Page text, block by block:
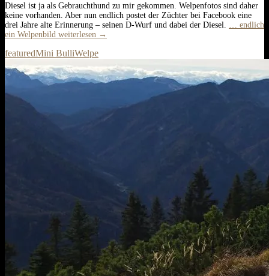
Diesel ist ja als Gebrauchthund zu mir gekommen. Welpenfotos sind daher
keine vorhanden. Aber nun endlich postet der Züchter bei Facebook eine
drei Jahre alte Erinnerung – seinen D-Wurf und dabei der Diesel.
… endlich
ein Welpenbild weiterlesen →
featuredMini BulliWelpe